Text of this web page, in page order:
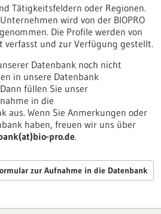
Tätigkeitsfeldern oder Regionen.
wird von der BIOPRO
Die Profile werden von
verfasst und zur Verfügung gestellt.
Datenbank noch nicht
in unsere Datenbank
füllen Sie unser
in die
aus. Wenn Sie Anmerkungen oder
haben, freuen wir uns über
pro.de.
zur Aufnahme in die Datenbank